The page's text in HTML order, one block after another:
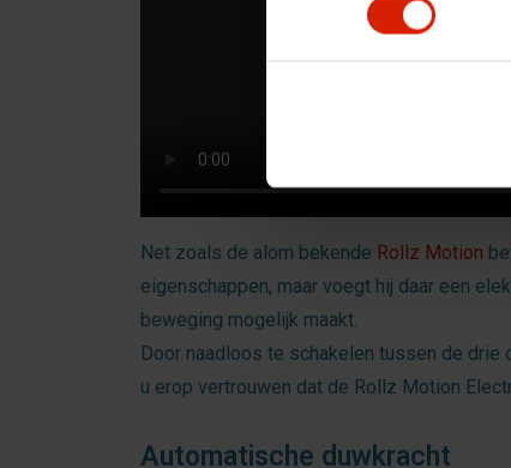
Net zoals de alom bekende Rollz Motion
eigenschappen, maar voegt hij daar een
beweging mogelijk maakt.
Door naadloos te schakelen tussen de drie
u erop vertrouwen dat de Rollz Motion
Automatische duwkracht